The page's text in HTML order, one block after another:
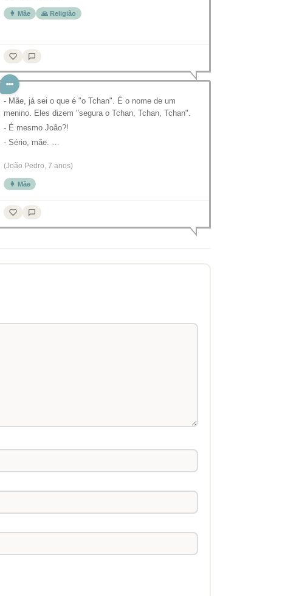
👩 Mãe 🙏 Religião
- Mãe, já sei o que é "o Tchan". É o nome de um
menino. Eles dizem "segura o Tchan, Tchan, Tchan".
- É mesmo João?!
- Sério, mãe. …
(João Pedro, 7 anos)
👩 Mãe